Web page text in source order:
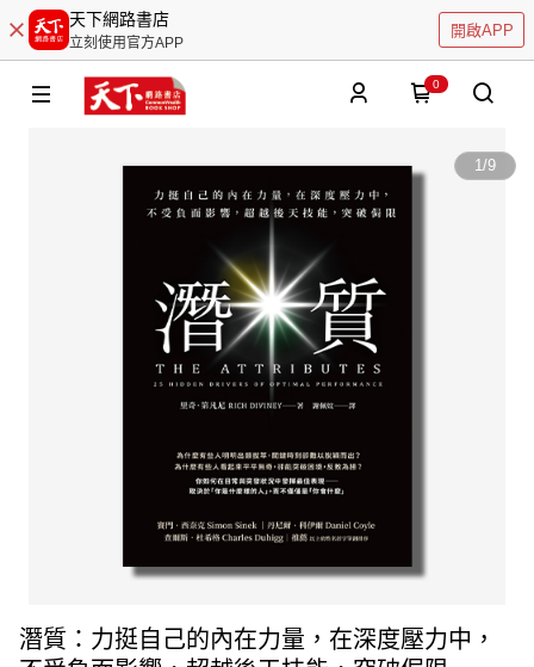
天下網路書店
立刻使用官方APP
開啟APP
0
1/9
潛質：力挺自己的內在力量，在深度壓力中，